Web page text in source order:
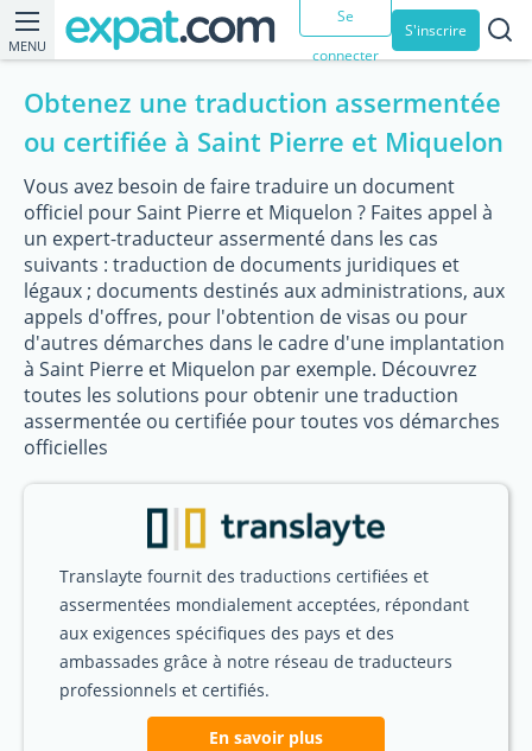
MENU
Se
connecter
S'inscrire
Obtenez une traduction assermentée
ou certifiée à Saint Pierre et Miquelon
Vous avez besoin de faire traduire un document
officiel pour Saint Pierre et Miquelon ? Faites appel à
un expert-traducteur assermenté dans les cas
suivants : traduction de documents juridiques et
légaux ; documents destinés aux administrations, aux
appels d'offres, pour l'obtention de visas ou pour
d'autres démarches dans le cadre d'une implantation
à Saint Pierre et Miquelon par exemple. Découvrez
toutes les solutions pour obtenir une traduction
assermentée ou certifiée pour toutes vos démarches
officielles
Translayte fournit des traductions certifiées et
assermentées mondialement acceptées, répondant
aux exigences spécifiques des pays et des
ambassades grâce à notre réseau de traducteurs
professionnels et certifiés.
En savoir plus